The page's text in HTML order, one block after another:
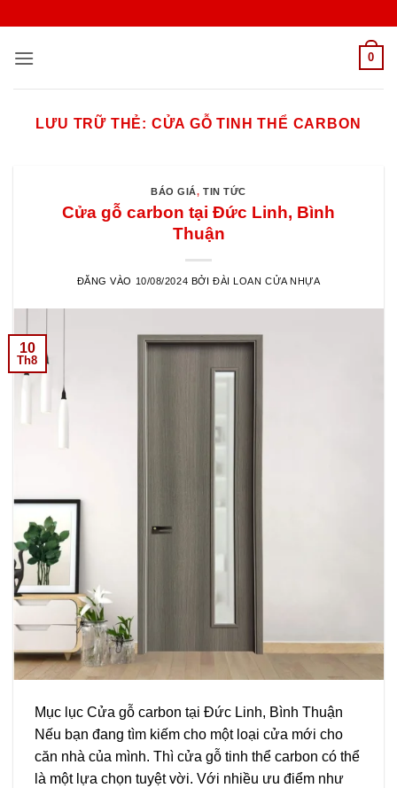
nội
0
LƯU TRỮ THẺ: CỬA GỖ TINH THỂ CARBON
BÁO GIÁ,TIN TỨC
Cửa gỗ carbon tại Đức Linh, Bình
Thuận
ĐĂNG VÀO 10/08/2024 BỞI ĐÀI LOAN CỬA NHỰA
10
Th8
Mục lục Cửa gỗ carbon tại Đức Linh, Bình Thuận
Nếu bạn đang tìm kiếm cho một loại cửa mới cho
căn nhà của mình. Thì cửa gỗ tinh thể carbon có thể
là một lựa chọn tuyệt vời. Với nhiều ưu điểm như